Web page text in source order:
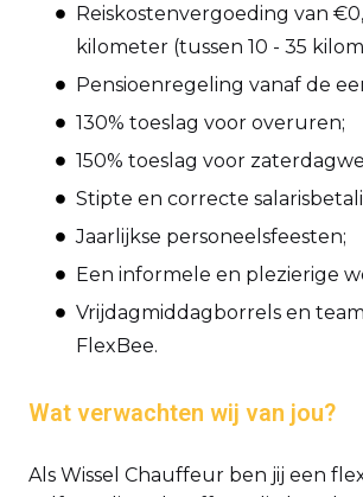
Reiskostenvergoeding van
kilometer (tussen 10 - 35
Pensioenregeling vanaf de
130% toeslag voor overuren;
150% toeslag voor
Stipte en correcte
Jaarlijkse personeelsfeesten;
Een informele en plezierige
Vrijdagmiddagborrels en
FlexBee.
Wat verwachten wij van jou?
Als Wissel Chauffeur ben jij een